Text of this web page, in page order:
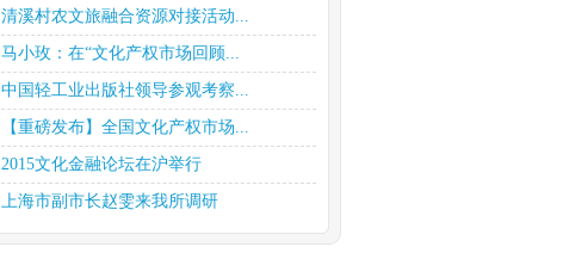
清溪村农文旅融合资源对接活动...
马小玫：在“文化产权市场回顾...
中国轻工业出版社领导参观考察...
【重磅发布】全国文化产权市场...
2015文化金融论坛在沪举行
上海市副市长赵雯来我所调研
文化部部长雒树刚视察本所